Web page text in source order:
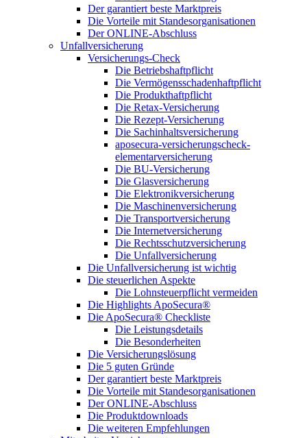
Der garantiert beste Marktpreis
Die Vorteile mit Standesorganisationen
Der ONLINE-Abschluss
Unfallversicherung
Versicherungs-Check
Die Betriebshaftpflicht
Die Vermögensschadenhaftpflicht
Die Produkthaftpflicht
Die Retax-Versicherung
Die Rezept-Versicherung
Die Sachinhaltsversicherung
aposecura-versicherungscheck-
elementarversicherung
Die BU-Versicherung
Die Glasversicherung
Die Elektronikversicherung
Die Maschinenversicherung
Die Transportversicherung
Die Internetversicherung
Die Rechtsschutzversicherung
Die Unfallversicherung
Die Unfallversicherung ist wichtig
Die steuerlichen Aspekte
Die Lohnsteuerpflicht vermeiden
Die Highlights ApoSecura®
Die ApoSecura® Checkliste
Die Leistungsdetails
Die Besonderheiten
Die Versicherungslösung
Die 5 guten Gründe
Der garantiert beste Marktpreis
Die Vorteile mit Standesorganisationen
Der ONLINE-Abschluss
Die Produktdownloads
Die weiteren Empfehlungen